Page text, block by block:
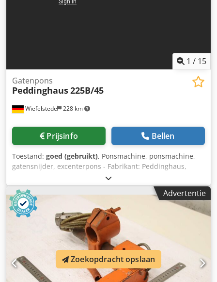
1 / 15
Wiefelstede 228 km
Gatenpons
Peddinghaus225B/45
Prijsinfo Bellen
Toestand: goed (gebruikt), Ponsmachine, ponsmachine,
gatensnijder, excenterpons - Fabrikant: Peddinghaus,
gatensnijder - Type: 225B/45 - Perskracht: 45 ton -
Ponscapaciteit: zie foto typeplaatje - Uitlading: 360 mm
Dodok D Nt Djpfx Aiqeck - Toebehoren: incl.
ponsgereedschap en 2e tafel zie foto's - Afmetingen:
1540/700/H1510 mm - Gewicht: 1410 kg
Advertentie
Zoekopdracht opslaan